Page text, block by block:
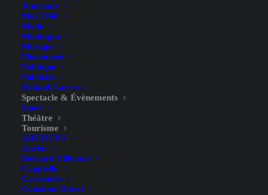
Journaux
Mai 1968
Mode
Montagne
Musique
Pharmacie
Politique
Publicité
Roland Garros
Spectacle & Évènements
Sport
Théâtre
Tourisme
ARTISTES
Auriac
Bernard Villemot
Cappiello
Cassandre
Constant-Duval